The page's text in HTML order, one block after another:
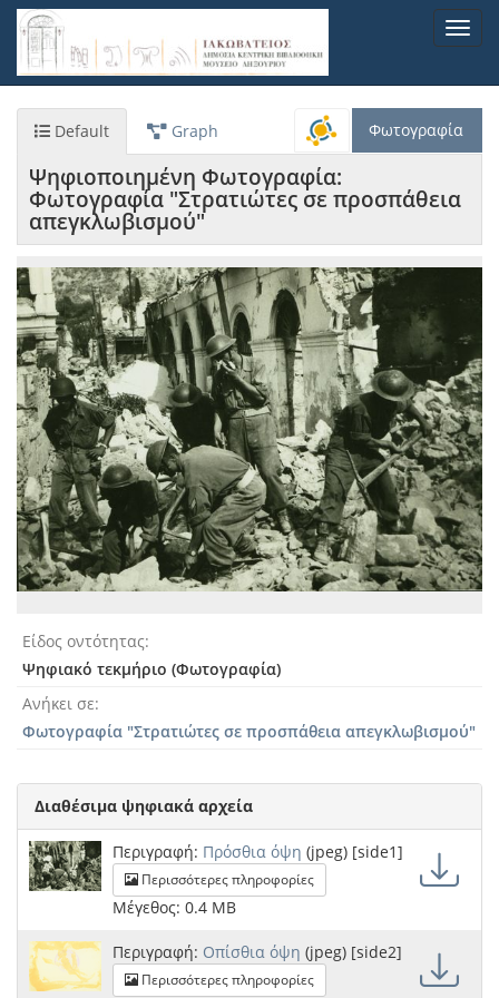
Παράκαμψη
προς
κυρίως
Default Graph Φωτογραφία
Ψηφιοποιημένη Φωτογραφία:
Φωτογραφία "Στρατιώτες σε προσπάθεια
απεγκλωβισμού"
Είδος οντότητας
Ψηφιακό τεκμήριο (Φωτογραφία)
Ανήκει σε
Φωτογραφία "Στρατιώτες σε προσπάθεια απεγκλωβισμού"
Διαθέσιμα ψηφιακά αρχεία
Περιγραφή: Πρόσθια όψη (jpeg) [side1]
Περισσότερες πληροφορίες
Μέγεθος: 0.4 MB
Περιγραφή: Οπίσθια όψη (jpeg) [side2]
Περισσότερες πληροφορίες